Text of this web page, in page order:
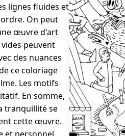
lignes fluides et
On peut
œuvre d'art
peuvent
des nuances
ce coloriage
Les motifs
En somme,
tranquillité se
cette œuvre.